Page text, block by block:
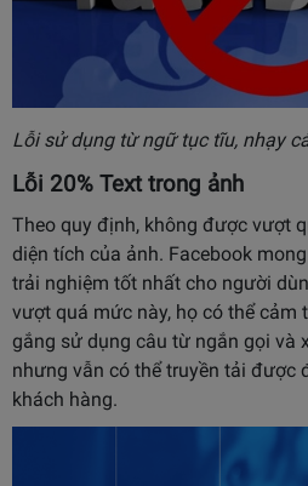
Lỗi sử dụng từ ngữ tục tĩu, nhạy
Lỗi 20% Text trong ảnh
Theo quy định, không được vượt
diện tích của ảnh. Facebook
trải nghiệm tốt nhất cho người
vượt quá mức này, họ có thể cảm
gắng sử dụng câu từ ngắn gọi và
nhưng vẫn có thể truyền tải được
khách hàng.